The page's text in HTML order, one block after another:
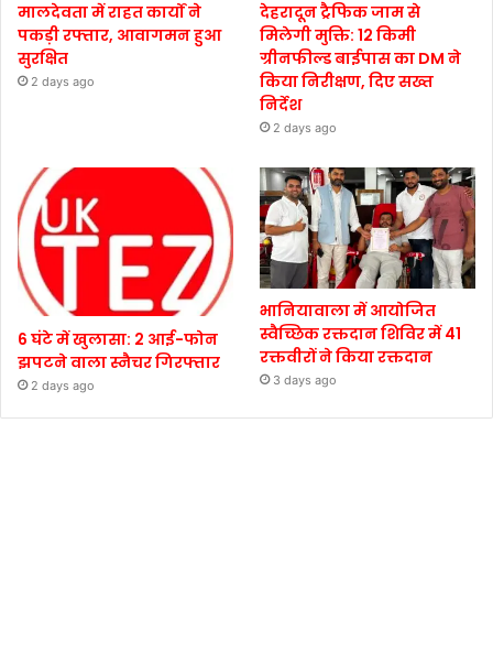
मालदेवता में राहत कार्यों ने
पकड़ी रफ्तार, आवागमन हुआ
सुरक्षित
2 days ago
देहरादून ट्रैफिक जाम से
मिलेगी मुक्ति: 12 किमी
ग्रीनफील्ड बाईपास का DM ने
किया निरीक्षण, दिए सख्त
निर्देश
2 days ago
6 घंटे में खुलासा: 2 आई-फोन
झपटने वाला स्नैचर गिरफ्तार
2 days ago
भानियावाला में आयोजित
स्वैच्छिक रक्तदान शिविर में 41
रक्तवीरों ने किया रक्तदान
3 days ago